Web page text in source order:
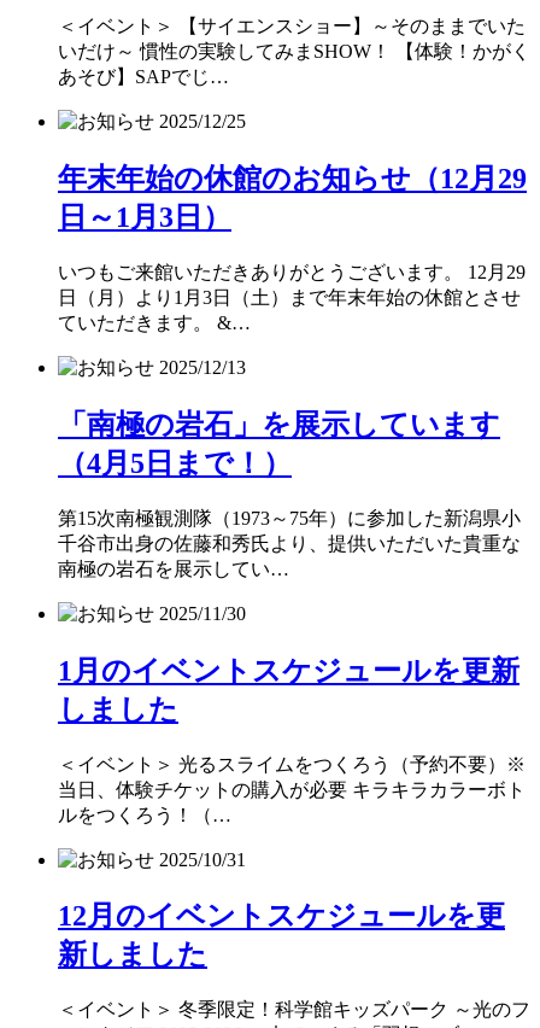
＜イベント＞ 【サイエンスショー】～そのままでいた
いだけ～ 慣性の実験してみまSHOW！ 【体験！かがく
あそび】SAPでじ…
2025/12/25
年末年始の休館のお知らせ（12月29
日～1月3日）
いつもご来館いただきありがとうございます。 12月29
日（月）より1月3日（土）まで年末年始の休館とさせ
ていただきます。 &…
2025/12/13
「南極の岩石」を展示しています
（4月5日まで！）
第15次南極観測隊（1973～75年）に参加した新潟県小
千谷市出身の佐藤和秀氏より、提供いただいた貴重な
南極の岩石を展示してい…
2025/11/30
1月のイベントスケジュールを更新
しました
＜イベント＞ 光るスライムをつくろう（予約不要）※
当日、体験チケットの購入が必要 キラキラカラーボト
ルをつくろう！（…
2025/10/31
12月のイベントスケジュールを更
新しました
＜イベント＞ 冬季限定！科学館キッズパーク ～光のフ